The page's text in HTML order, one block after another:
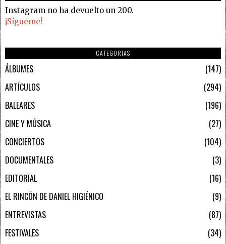
Instagram no ha devuelto un 200.
¡Sígueme!
CATEGORIAS
ÁLBUMES
147
ARTÍCULOS
294
BALEARES
196
CINE Y MÚSICA
27
CONCIERTOS
104
DOCUMENTALES
3
EDITORIAL
16
EL RINCÓN DE DANIEL HIGIÉNICO
9
ENTREVISTAS
87
FESTIVALES
34